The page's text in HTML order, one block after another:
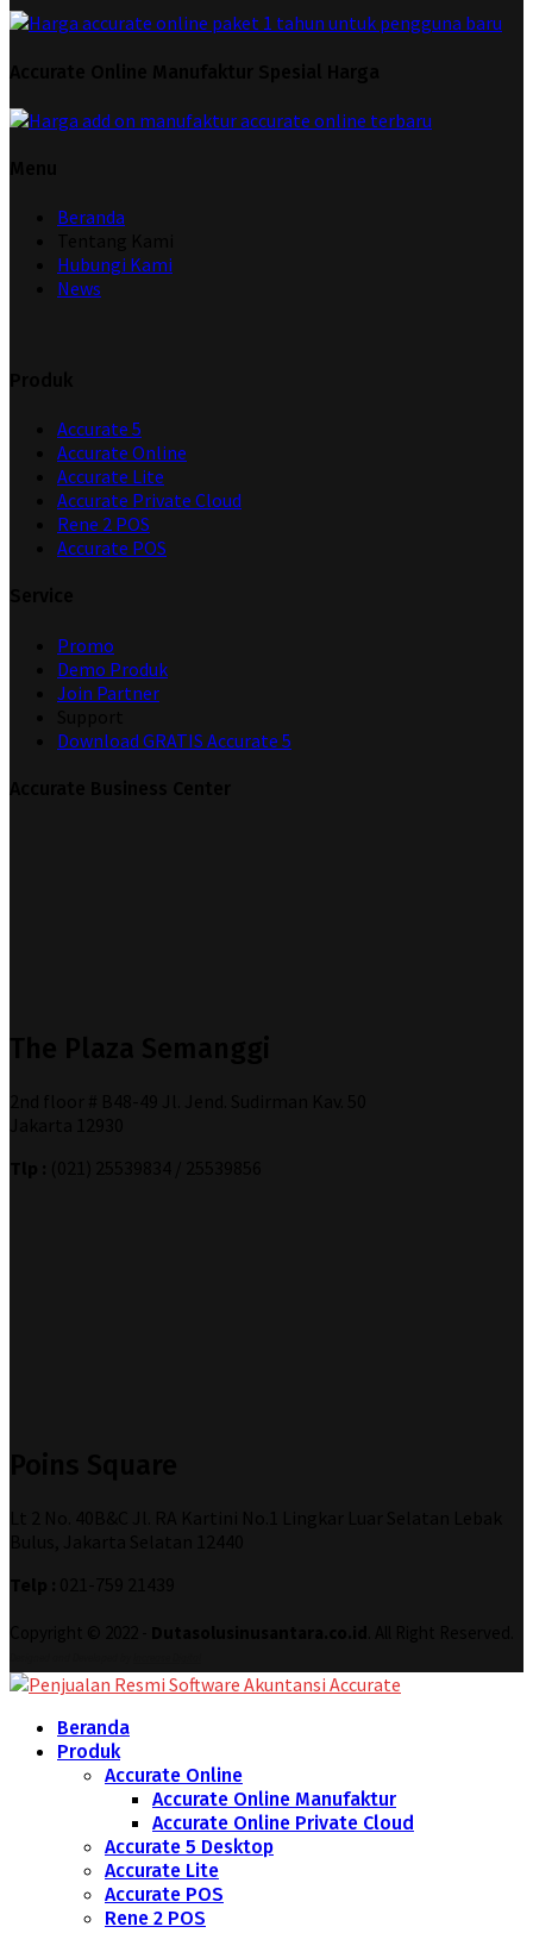
Beranda
Hubungi Kami
News
Accurate 5
Accurate Online
Accurate Lite
Accurate Private Cloud
Rene 2 POS
Accurate POS
Promo
Demo Produk
Join Partner
Download GRATIS Accurate 5
Beranda
Produk
Accurate Online
Accurate Online Manufaktur
Accurate Online Private Cloud
Accurate 5 Desktop
Accurate Lite
Accurate POS
Rene 2 POS